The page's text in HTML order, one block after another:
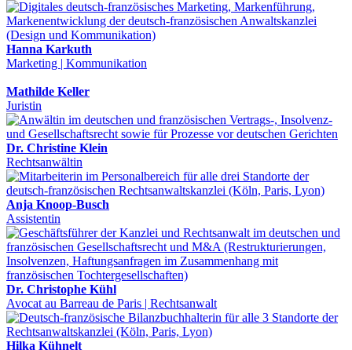
Hanna Karkuth
Marketing | Kommunikation
Mathilde Keller
Juristin
Dr. Christine Klein
Rechtsanwältin
Anja Knoop-Busch
Assistentin
Dr. Christophe Kühl
Avocat au Barreau de Paris | Rechtsanwalt
Hilka Kühnelt